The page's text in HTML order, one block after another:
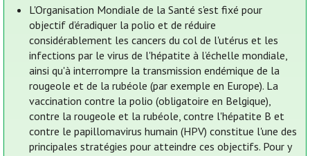
L'Organisation Mondiale de la Santé s'est fixé pour
objectif d’éradiquer la polio et de réduire
considérablement les cancers du col de l'utérus et les
infections par le virus de l'hépatite à l’échelle mondiale,
ainsi qu'à interrompre la transmission endémique de la
rougeole et de la rubéole (par exemple en Europe). La
vaccination contre la polio (obligatoire en Belgique),
contre la rougeole et la rubéole, contre l'hépatite B et
contre le papillomavirus humain (HPV) constitue l'une des
principales stratégies pour atteindre ces objectifs. Pour y